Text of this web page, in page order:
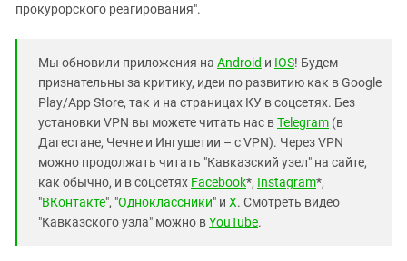
прокурорского реагирования".
Мы обновили приложения на Android и IOS! Будем
признательны за критику, идеи по развитию как в Google
Play/App Store, так и на страницах КУ в соцсетях. Без
установки VPN вы можете читать нас вTelegram (в
Дагестане, Чечне и Ингушетии – с VPN). Через VPN
можно продолжать читать "Кавказский узел" на сайте,
как обычно, и в соцсетях Facebook*, Instagram*,
"ВКонтакте", "Одноклассники" и X. Смотреть видео
"Кавказского узла" можно вYouTube.